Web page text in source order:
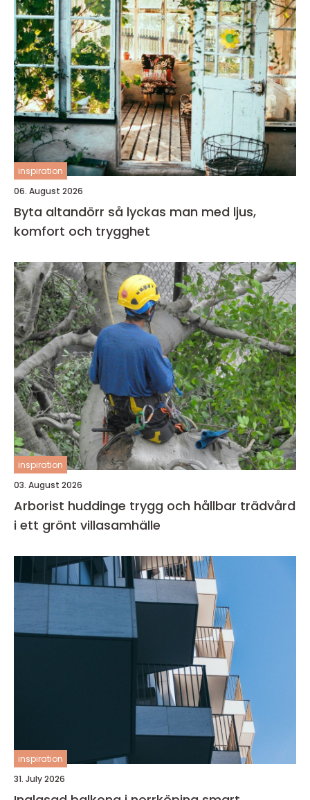
inspiration
06. August 2026
Byta altandörr så lyckas man med ljus,
komfort och trygghet
inspiration
03. August 2026
Arborist huddinge trygg och hållbar trädvård
i ett grönt villasamhälle
inspiration
31. July 2026